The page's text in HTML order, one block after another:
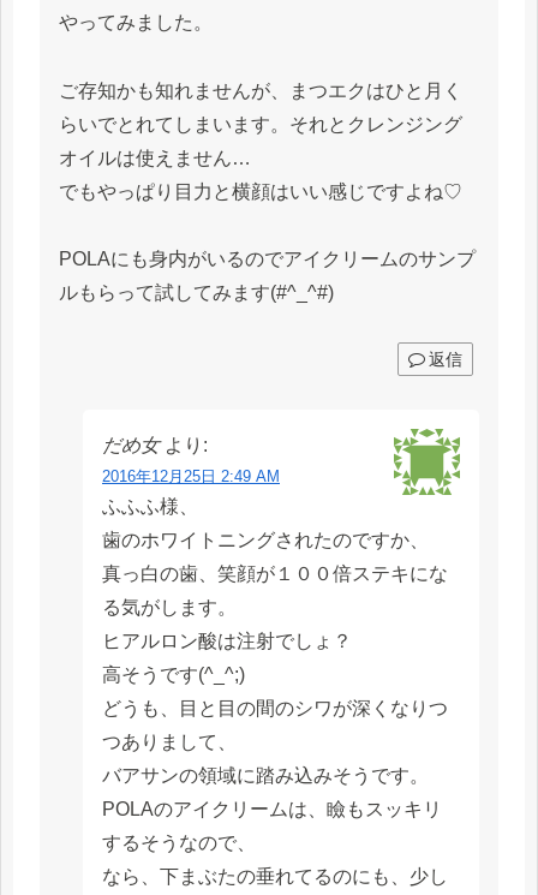
やってみました。
ご存知かも知れませんが、まつエクはひと月く
らいでとれてしまいます。それとクレンジング
オイルは使えません…
でもやっぱり目力と横顔はいい感じですよね♡
POLAにも身内がいるのでアイクリームのサンプ
ルもらって試してみます(#^_^#)
返信
だめ女 より:
2016年12月25日 2:49 AM
ふふふ様、
歯のホワイトニングされたのですか、
真っ白の歯、笑顔が１００倍ステキにな
る気がします。
ヒアルロン酸は注射でしょ？
高そうです(^_^;)
どうも、目と目の間のシワが深くなりつ
つありまして、
バアサンの領域に踏み込みそうです。
POLAのアイクリームは、瞼もスッキリ
するそうなので、
なら、下まぶたの垂れてるのにも、少し